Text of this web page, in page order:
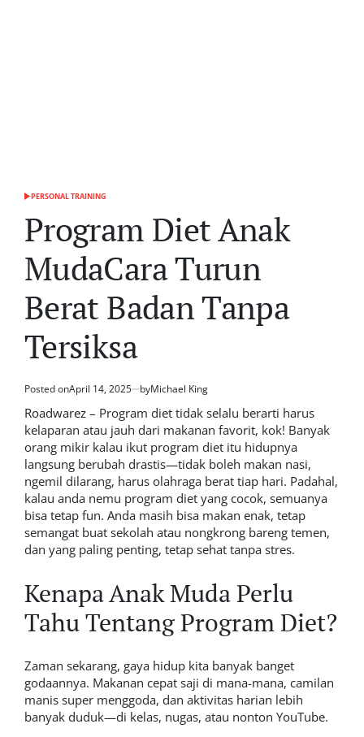
POSTED
PERSONAL TRAINING
Program Diet Anak
MudaCara Turun
Berat Badan Tanpa
Tersiksa
Posted onApril 14, 2025 byMichael King
Roadwarez – Program diet tidak selalu berarti harus
kelaparan atau jauh dari makanan favorit, kok! Banyak
orang mikir kalau ikut program diet itu hidupnya
langsung berubah drastis—tidak boleh makan nasi,
ngemil dilarang, harus olahraga berat tiap hari. Padahal,
kalau anda nemu program diet yang cocok, semuanya
bisa tetap fun. Anda masih bisa makan enak, tetap
semangat buat sekolah atau nongkrong bareng temen,
dan yang paling penting, tetap sehat tanpa stres.
Kenapa Anak Muda Perlu
Tahu Tentang Program Diet?
Zaman sekarang, gaya hidup kita banyak banget
godaannya. Makanan cepat saji di mana-mana, camilan
manis super menggoda, dan aktivitas harian lebih
banyak duduk—di kelas, nugas, atau nonton YouTube.